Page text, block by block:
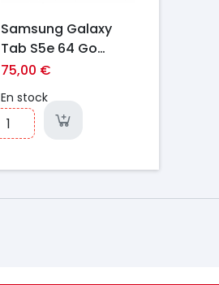
Samsung Galaxy
Tab S5e 64 Go
Grade A - Premium
75,00 €
En stock